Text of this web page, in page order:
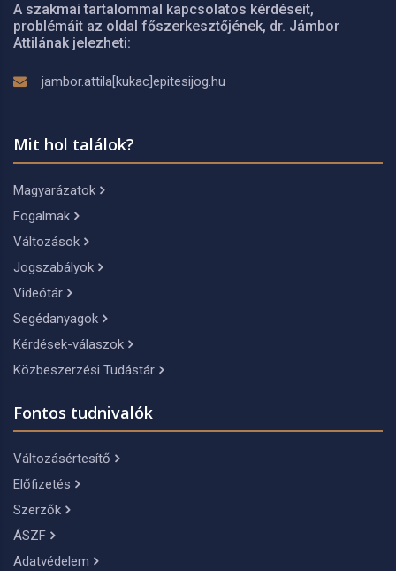
A szakmai tartalommal kapcsolatos kérdéseit,
problémáit az oldal főszerkesztőjének, dr. Jámbor
Attilának jelezheti:
jambor.attila[kukac]epitesijog.hu
Mit hol találok?
Magyarázatok
Fogalmak
Változások
Jogszabályok
Videótár
Segédanyagok
Kérdések-válaszok
Közbeszerzési Tudástár
Fontos tudnivalók
Változásértesítő
Előfizetés
Szerzők
ÁSZF
Adatvédelem